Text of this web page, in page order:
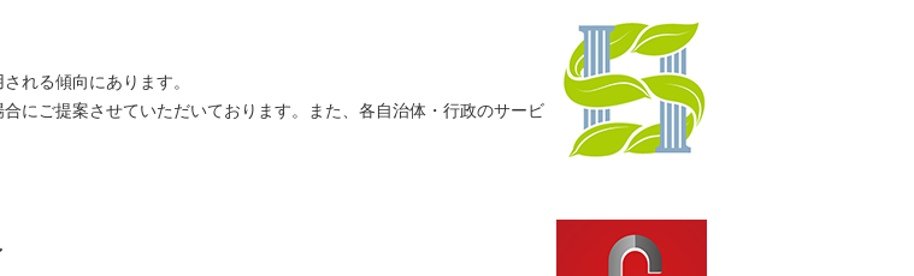
れる傾向にあります。
にご提案させていただいております。また、各自治体・行政のサービ